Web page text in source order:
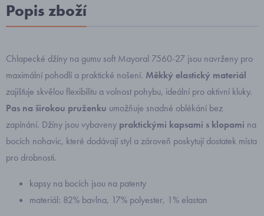
Popis zboží
Chlapecké džíny na gumu soft Mayoral 7560-27 jsou navrženy pro
maximální pohodlí a praktické nošení. Měkký elastický materiál
zajišťuje skvělou flexibilitu a volnost pohybu, ideální pro aktivní kluky.
Pas na širokou pruženku umožňuje snadné oblékání bez
zapínání. Džíny jsou vybaveny praktickými kapsami s klopami na
bocích nohavic, které dodávají styl a zároveň poskytují dostatek místa
pro drobnosti.
kapsy na bocích jsou na patenty
materiál: 82% bavlna, 17% polyester, 1% elastan